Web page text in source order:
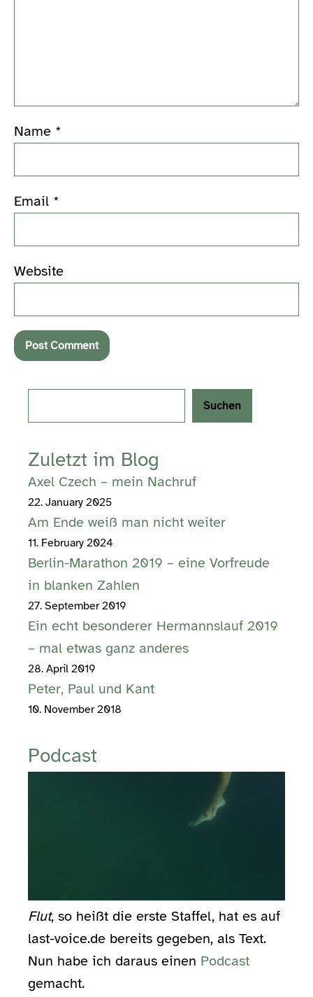
Name *
Email *
Website
Suchen
Zuletzt im Blog
Axel Czech – mein Nachruf
22. January 2025
Am Ende weiß man nicht weiter
11. February 2024
Berlin-Marathon 2019 – eine Vorfreude
in blanken Zahlen
27. September 2019
Ein echt besonderer Hermannslauf 2019
– mal etwas ganz anderes
28. April 2019
Peter, Paul und Kant
10. November 2018
Podcast
Flut, so heißt die erste Staffel, hat es auf
last-voice.de bereits gegeben, als Text.
Nun habe ich daraus einen Podcast
gemacht.